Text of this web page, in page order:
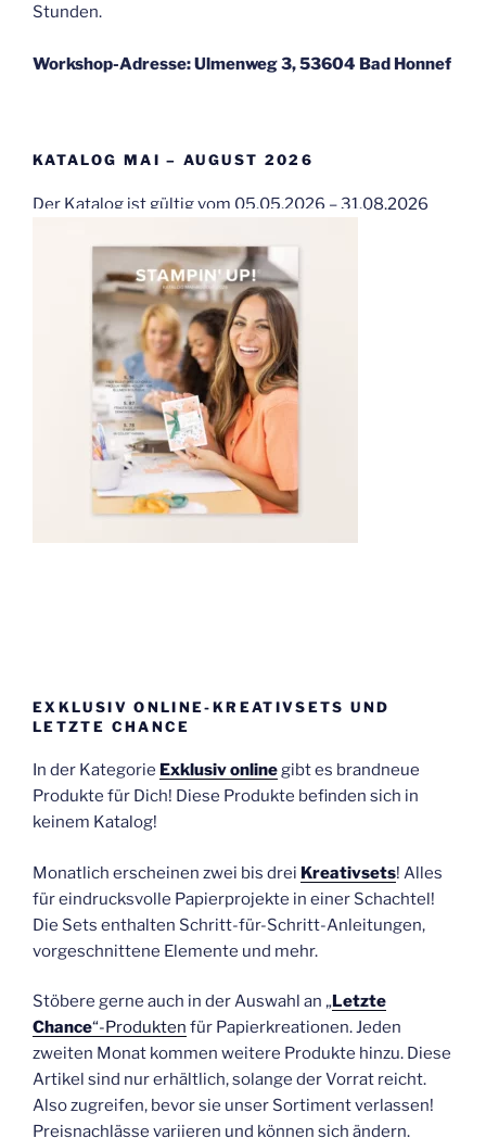
Stunden.
Workshop-Adresse: Ulmenweg 3, 53604 Bad Honnef
KATALOG MAI – AUGUST 2026
Der Katalog ist gültig vom 05.05.2026 – 31.08.2026
EXKLUSIV ONLINE-KREATIVSETS UND
LETZTE CHANCE
In der Kategorie Exklusiv onlinegibt es brandneue
Produkte für Dich! Diese Produkte befinden sich in
keinem Katalog!
Monatlich erscheinen zwei bis drei Kreativsets! Alles
für eindrucksvolle Papierprojekte in einer Schachtel!
Die Sets enthalten Schritt-für-Schritt-Anleitungen,
vorgeschnittene Elemente und mehr.
Stöbere gerne auch in der Auswahl an „Letzte
Chance“-Produkten für Papierkreationen. Jeden
zweiten Monat kommen weitere Produkte hinzu. Diese
Artikel sind nur erhältlich, solange der Vorrat reicht.
Also zugreifen, bevor sie unser Sortiment verlassen!
Preisnachlässe variieren und können sich ändern.